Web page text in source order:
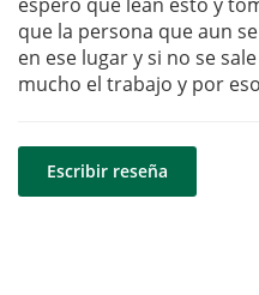
espero que lean esto y
que la persona que aun
en ese lugar y si no se
mucho el trabajo y por
Escribir reseña